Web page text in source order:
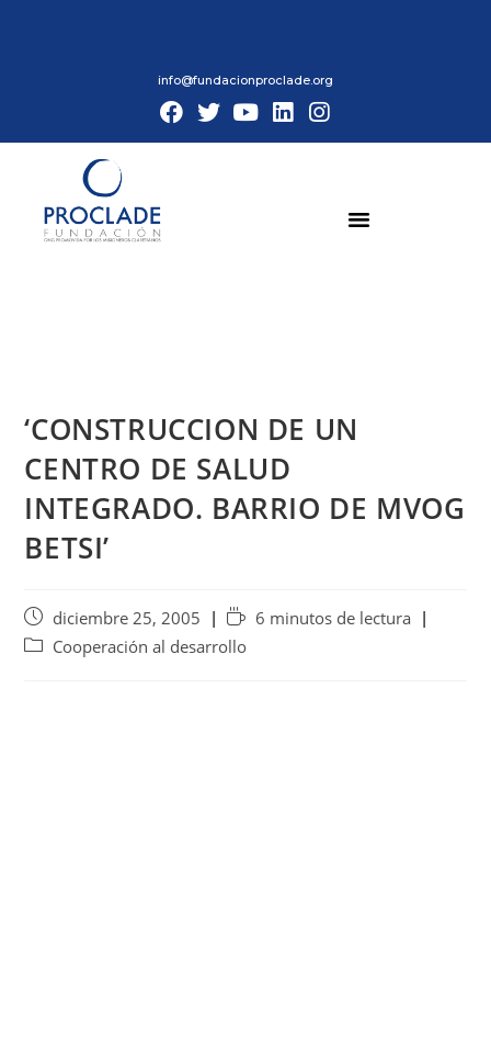
info@fundacionproclade.org
‘CONSTRUCCION DE UN
CENTRO DE SALUD
INTEGRADO. BARRIO DE MVOG
BETSI’
diciembre 25, 2005
6 minutos de lectura
Cooperación al desarrollo